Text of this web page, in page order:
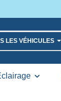
LES VÉHICULES